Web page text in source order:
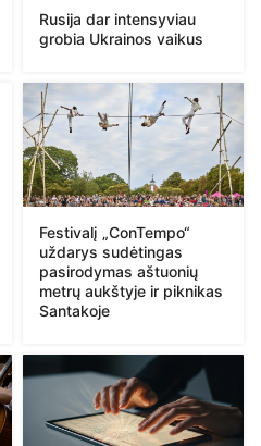
Rusija dar intensyviau
grobia Ukrainos vaikus
Festivalį „ConTempo“
uždarys sudėtingas
pasirodymas aštuonių
metrų aukštyje ir piknikas
Santakoje